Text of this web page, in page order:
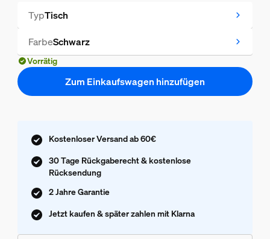
TypTisch
FarbeSchwarz
Vorrätig
Zum Einkaufswagen hinzufügen
Kostenloser Versand ab 60€
30 Tage Rückgaberecht & kostenlose
Rücksendung
2 Jahre Garantie
Jetzt kaufen & später zahlen mit Klarna